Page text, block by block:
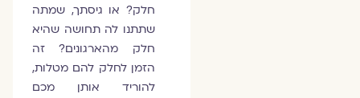
חלק? או גיסתך, שמתה
שתתנו לה תחושה שהיא
חלק מהארגונים? זה
הזמן לחלק להם מטלות,
להוריד אותן מכם